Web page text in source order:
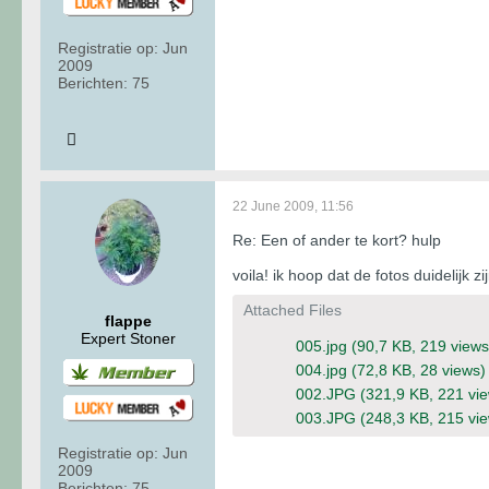
Registratie op: Jun
2009
Berichten: 75
flappe
Expert Stoner
Registratie op: Jun
2009
22 June 2009, 11:56
Re: Een of ander te kort? hulp
voila! ik hoop dat de fotos duidelijk
Attached Files
005.jpg (90,7 KB, 219
004.jpg (72,8 KB, 28 views)
002.JPG (321,9 KB, 221
003.JPG (248,3 KB, 215